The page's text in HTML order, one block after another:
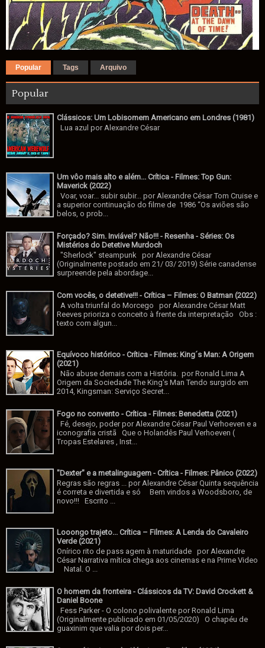
Popular Tags Arquivo
Popular
Clássicos: Um Lobisomem Americano em Londres (1981)
Lua azul por Alexandre César
Um vôo mais alto e além... Crítica - Filmes: Top Gun:
Maverick (2022)
Voar, voar... subir subir... por Alexandre César Tom Cruise e
a superior continuação do filme de 1986 “Os aviões são
belos, o prob...
Forçado? Sim. Inviável? Não!!! - Resenha - Séries: Os
Mistérios do Detetive Murdoch
"Sherlock" steampunk por Alexandre César
(Originalmente postado em 21/ 03/ 2019) Série canadense
surpreende pela abordage...
Com vocês, o detetive!!! - Crítica – Filmes: O Batman (2022)
A volta triunfal do Morcego por Alexandre César Matt
Reeves prioriza o conceito à frente da interpretação Obs :
texto com algun...
Equívoco histórico - Crítica - Filmes: King´s Man: A Origem
(2021)
Não abuse demais com a História. por Ronald Lima A
Origem da Sociedade The King's Man Tendo surgido em
2014, Kingsman: Serviço Secret...
Fogo no convento - Crítica - Filmes: Benedetta (2021)
Fé, desejo, poder por Alexandre César Paul Verhoeven e a
iconografia cristã Que o Holandês Paul Verhoeven (
Tropas Estelares , Inst...
"Dexter" e a metalinguagem - Crítica - Filmes: Pânico (2022)
Regras são regras ... por Alexandre César Quinta sequência
é correta e divertida e só Bem vindos a Woodsboro, de
novo!!! Escrito ...
Looongo trajeto... Crítica – Filmes: A Lenda do Cavaleiro
Verde (2021)
Onírico rito de pass agem à maturidade por Alexandre
César Narrativa mítica chega aos cinemas e na Prime Video
Natal. O ...
O homem da fronteira - Clássicos da TV: David Crockett &
Daniel Boone
Fess Parker - O colono polivalente por Ronald Lima
(Originalmente publicado em 01/05/2020) O chapéu de
guaxinim que valia por dois per...